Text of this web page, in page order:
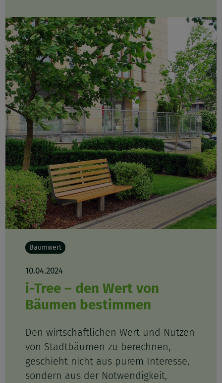
Baumwert
10.04.2024
i-Tree – den Wert von
Bäumen bestimmen
Den wirtschaftlichen Wert und Nutzen
von Stadtbäumen zu berechnen,
geschieht nicht aus purem Interesse,
sondern aus der Notwendigkeit,